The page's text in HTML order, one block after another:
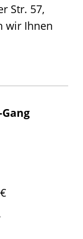
Str. 57,
wir Ihnen
Gang